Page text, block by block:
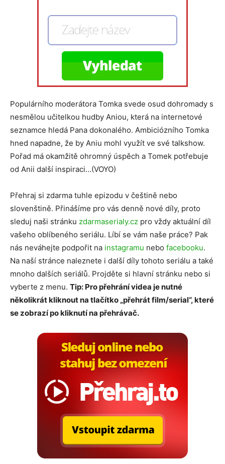
Populárního moderátora Tomka svede osud dohromady s
nesmělou učitelkou hudby Aniou, která na internetové
seznamce hledá Pana dokonalého. Ambiciózního Tomka
hned napadne, že by Aniu mohl využít ve své talkshow.
Pořad má okamžitě ohromný úspěch a Tomek potřebuje
od Anii další inspiraci…(VOYO)
Přehraj si zdarma tuhle epizodu v češtině nebo
slovenštině. Přinášíme pro vás denně nové díly, proto
sleduj naši stránku zdarmaserialy.cz pro vždy aktuální díl
vašeho oblíbeného seriálu. Líbí se vám naše práce? Pak
nás neváhejte podpořit na instagramu nebo facebooku.
Na naší stránce naleznete i další díly tohoto seriálu a také
mnoho dalších seriálů. Projděte si hlavní stránku nebo si
vyberte z menu. Tip: Pro přehrání videa je nutné
několikrát kliknout na tlačítko „přehrát film/serial“, které
se zobrazí po kliknutí na přehrávač.